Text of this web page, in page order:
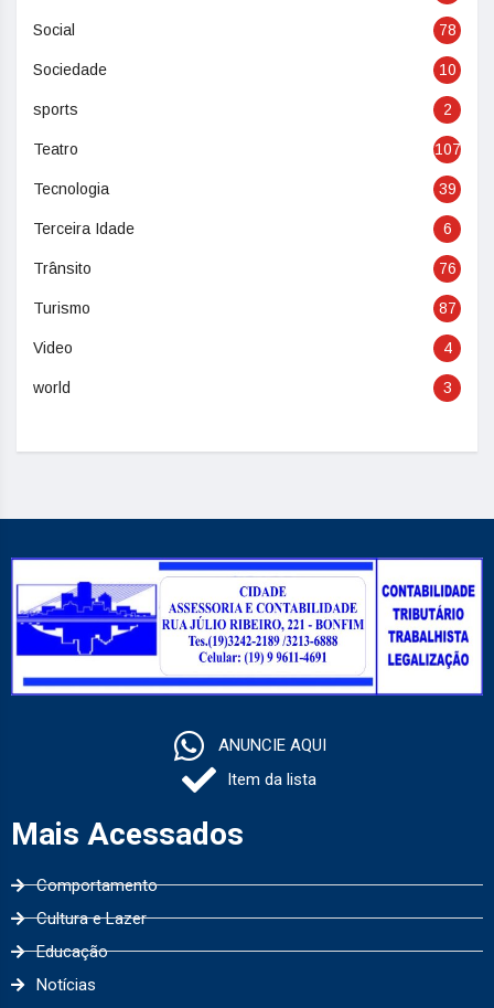
Social 78
Sociedade 10
sports 2
Teatro 107
Tecnologia 39
Terceira Idade 6
Trânsito 76
Turismo 87
Video 4
world 3
ANUNCIE AQUI
Item da lista
Mais Acessados
Comportamento
Cultura e Lazer
Educação
Notícias